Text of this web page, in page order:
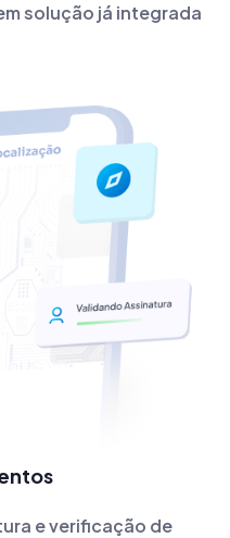
solução já integrada
e verificação de